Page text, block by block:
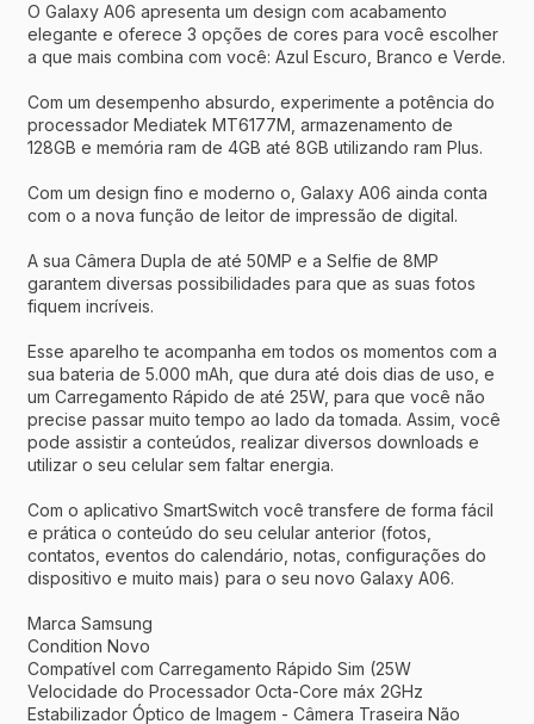
O Galaxy A06 apresenta um design com acabamento
elegante e oferece 3 opções de cores para você escolher
a que mais combina com você: Azul Escuro, Branco e Verde.
Com um desempenho absurdo, experimente a potência do
processador Mediatek MT6177M, armazenamento de
128GB e memória ram de 4GB até 8GB utilizando ram Plus.
Com um design fino e moderno o, Galaxy A06 ainda conta
com o a nova função de leitor de impressão de digital.
A sua Câmera Dupla de até 50MP e a Selfie de 8MP
garantem diversas possibilidades para que as suas fotos
fiquem incríveis.
Esse aparelho te acompanha em todos os momentos com a
sua bateria de 5.000 mAh, que dura até dois dias de uso, e
um Carregamento Rápido de até 25W, para que você não
precise passar muito tempo ao lado da tomada. Assim, você
pode assistir a conteúdos, realizar diversos downloads e
utilizar o seu celular sem faltar energia.
Com o aplicativo SmartSwitch você transfere de forma fácil
e prática o conteúdo do seu celular anterior (fotos,
contatos, eventos do calendário, notas, configurações do
dispositivo e muito mais) para o seu novo Galaxy A06.
Marca Samsung
Condition Novo
Compatível com Carregamento Rápido Sim (25W
Velocidade do Processador Octa-Core máx 2GHz
Estabilizador Óptico de Imagem - Câmera Traseira Não